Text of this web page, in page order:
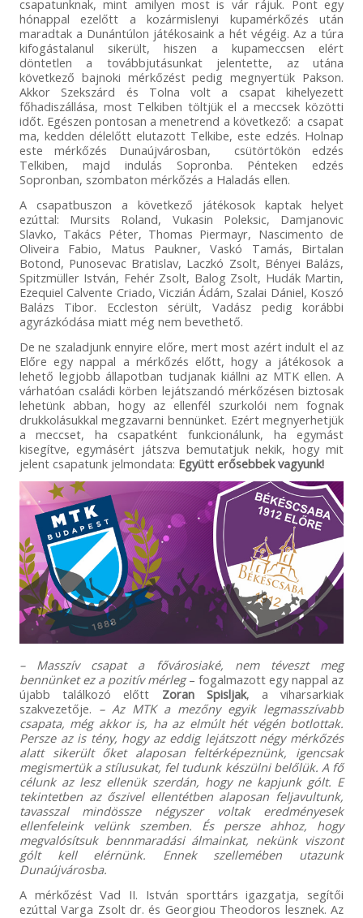
csapatunknak, mint amilyen most is vár rájuk. Pont egy
hónappal ezelőtt a kozármislenyi kupamérkőzés után
maradtak a Dunántúlon játékosaink a hét végéig. Az a túra
kifogástalanul sikerült, hiszen a kupameccsen elért
döntetlen a továbbjutásunkat jelentette, az utána
következő bajnoki mérkőzést pedig megnyertük Pakson.
Akkor Szekszárd és Tolna volt a csapat kihelyezett
főhadiszállása, most Telkiben töltjük el a meccsek közötti
időt. Egészen pontosan a menetrend a következő: a csapat
ma, kedden délelőtt elutazott Telkibe, este edzés. Holnap
este mérkőzés Dunaújvárosban, csütörtökön edzés
Telkiben, majd indulás Sopronba. Pénteken edzés
Sopronban, szombaton mérkőzés a Haladás ellen.
A csapatbuszon a következő játékosok kaptak helyet
ezúttal: Mursits Roland, Vukasin Poleksic, Damjanovic
Slavko, Takács Péter, Thomas Piermayr, Nascimento de
Oliveira Fabio, Matus Paukner, Vaskó Tamás, Birtalan
Botond, Punosevac Bratislav, Laczkó Zsolt, Bényei Balázs,
Spitzmüller István, Fehér Zsolt, Balog Zsolt, Hudák Martin,
Ezequiel Calvente Criado, Viczián Ádám, Szalai Dániel, Koszó
Balázs Tibor. Eccleston sérült, Vadász pedig korábbi
agyrázkódása miatt még nem bevethető.
De ne szaladjunk ennyire előre, mert most azért indult el az
Előre egy nappal a mérkőzés előtt, hogy a játékosok a
lehető legjobb állapotban tudjanak kiállni az MTK ellen. A
várhatóan családi körben lejátszandó mérkőzésen biztosak
lehetünk abban, hogy az ellenfél szurkolói nem fognak
drukkolásukkal megzavarni bennünket. Ezért megnyerhetjük
a meccset, ha csapatként funkcionálunk, ha egymást
kisegítve, egymásért játszva bemutatjuk nekik, hogy mit
jelent csapatunk jelmondata: Együtt erősebbek vagyunk!
– Masszív csapat a fővárosiaké, nem téveszt meg
bennünket ez a pozitív mérleg– fogalmazott egy nappal az
újabb találkozó előtt Zoran Spisljak, a viharsarkiak
szakvezetője. – Az MTK a mezőny egyik legmasszívabb
csapata, még akkor is, ha az elmúlt hét végén botlottak.
Persze az is tény, hogy az eddig lejátszott négy mérkőzés
alatt sikerült őket alaposan feltérképeznünk, igencsak
megismertük a stílusukat, fel tudunk készülni belőlük. A fő
célunk az lesz ellenük szerdán, hogy ne kapjunk gólt. E
tekintetben az őszivel ellentétben alaposan feljavultunk,
tavasszal mindössze négyszer voltak eredményesek
ellenfeleink velünk szemben. És persze ahhoz, hogy
megvalósítsuk bennmaradási álmainkat, nekünk viszont
gólt kell elérnünk. Ennek szellemében utazunk
Dunaújvárosba.
A mérkőzést Vad II. István sporttárs igazgatja, segítői
ezúttal Varga Zsolt dr. és Georgiou Theodoros lesznek. Az